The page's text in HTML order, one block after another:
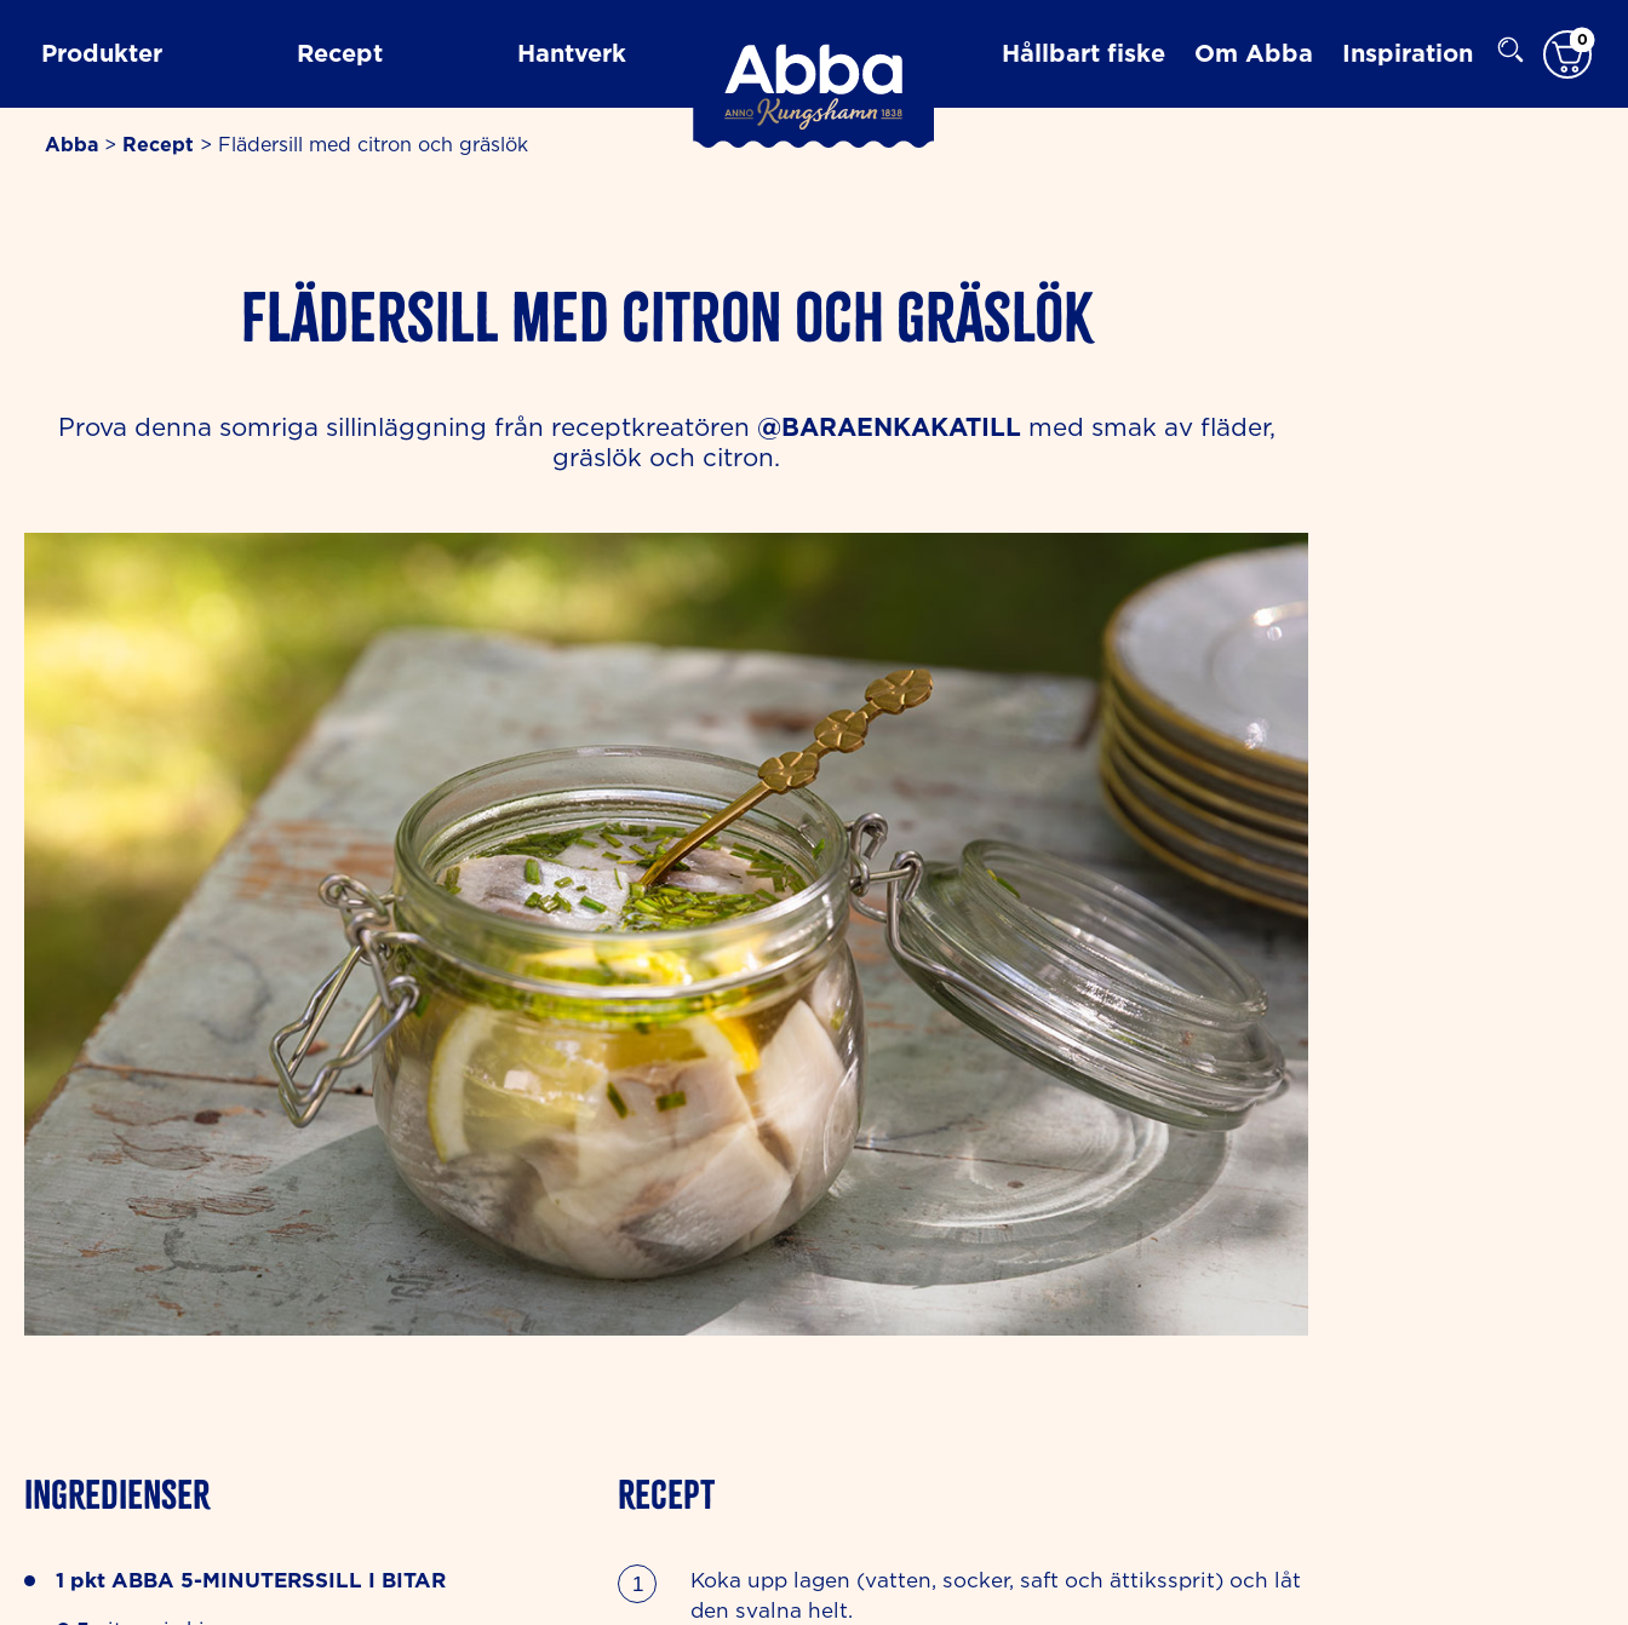
Produkter Recept Hantverk Hållbart fiske Om Abba Inspiration 0
Abba> Recept > Flädersill med citron och gräslök
Flädersill med citron och gräslök
Prova denna somriga sillinläggning från receptkreatören @BARAENKAKATILL med smak av fläder,
gräslök och citron.
INGREDIENSER
1 pkt ABBA 5-MINUTERSSILL I BITAR
RECEPT
Koka upp lagen (vatten, socker, saft och ättikssprit) och låt
den svalna helt.